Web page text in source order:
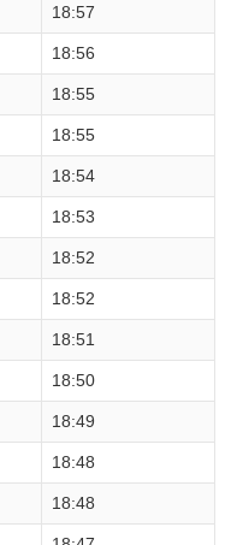
18:57
18:56
18:55
18:55
18:54
18:53
18:52
18:52
18:51
18:50
18:49
18:48
18:48